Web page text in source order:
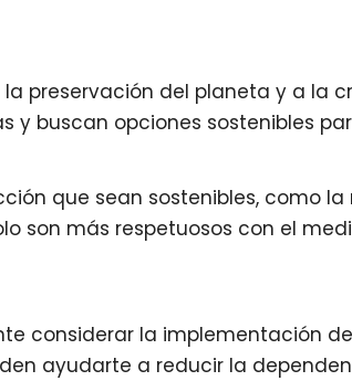
preservación del planeta y a la
buscan opciones sostenibles
que sean sostenibles, como
son más respetuosos con el
considerar la implementación
ayudarte a reducir la